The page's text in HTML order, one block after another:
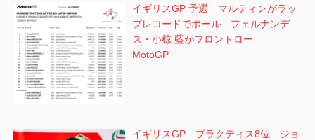
イギリスGP 予選 マルティンがラッ
プレコードでポール フェルナンデ
ス・小椋 藍がフロントロー
MotoGP
イギリスGP プラクティス8位 ジョ